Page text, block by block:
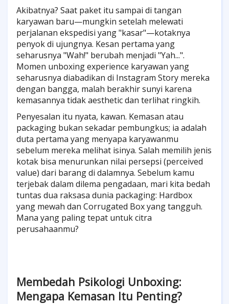
Akibatnya? Saat paket itu sampai di tangan
karyawan baru—mungkin setelah melewati
perjalanan ekspedisi yang "kasar"—kotaknya
penyok di ujungnya. Kesan pertama yang
seharusnya "Wah!" berubah menjadi "Yah...".
Momen unboxing experience karyawan yang
seharusnya diabadikan di Instagram Story mereka
dengan bangga, malah berakhir sunyi karena
kemasannya tidak aesthetic dan terlihat ringkih.
Penyesalan itu nyata, kawan. Kemasan atau
packaging bukan sekadar pembungkus; ia adalah
duta pertama yang menyapa karyawanmu
sebelum mereka melihat isinya. Salah memilih jenis
kotak bisa menurunkan nilai persepsi (perceived
value) dari barang di dalamnya. Sebelum kamu
terjebak dalam dilema pengadaan, mari kita bedah
tuntas dua raksasa dunia packaging: Hardbox
yang mewah dan Corrugated Box yang tangguh.
Mana yang paling tepat untuk citra
perusahaanmu?
Membedah Psikologi Unboxing:
Mengapa Kemasan Itu Penting?